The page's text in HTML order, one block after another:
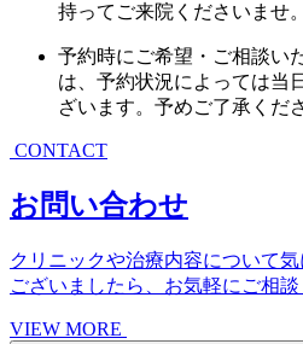
持ってご来院くださいませ。
予約時にご希望・ご相談い
は、予約状況によっては当
ざいます。予めご了承くだ
CONTACT
お問い合わせ
クリニックや治療内容について
ございましたら、お気軽にご相談
VIEW MORE